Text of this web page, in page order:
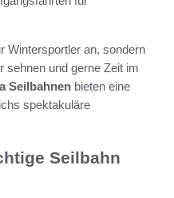
Wintersportler an, sondern
sehnen und gerne Zeit im
Seilbahnen bieten eine
spektakuläre
Seilbahn